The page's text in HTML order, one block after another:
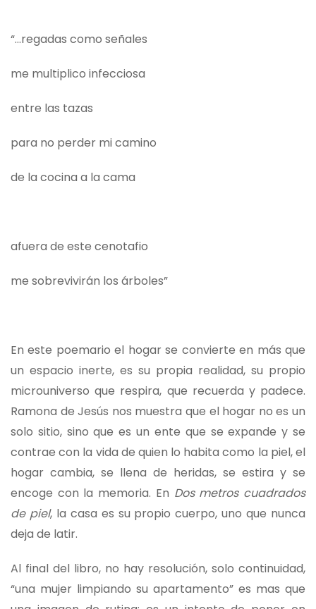
“…regadas como señales
me multiplico infecciosa
entre las tazas
para no perder mi camino
de la cocina a la cama
afuera de este cenotafio
me sobrevivirán los árboles”
En este poemario el hogar se convierte en más que
un espacio inerte, es su propia realidad, su propio
microuniverso que respira, que recuerda y padece.
Ramona de Jesús nos muestra que el hogar no es un
solo sitio, sino que es un ente que se expande y se
contrae con la vida de quien lo habita como la piel, el
hogar cambia, se llena de heridas, se estira y se
encoge con la memoria. En Dos metros cuadrados
de piel, la casa es su propio cuerpo, uno que nunca
deja de latir.
Al final del libro, no hay resolución, solo continuidad,
“una mujer limpiando su apartamento” es mas que